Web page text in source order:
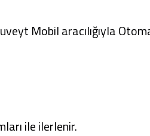
Mobilaracılığıyla
ile ilerlenir.